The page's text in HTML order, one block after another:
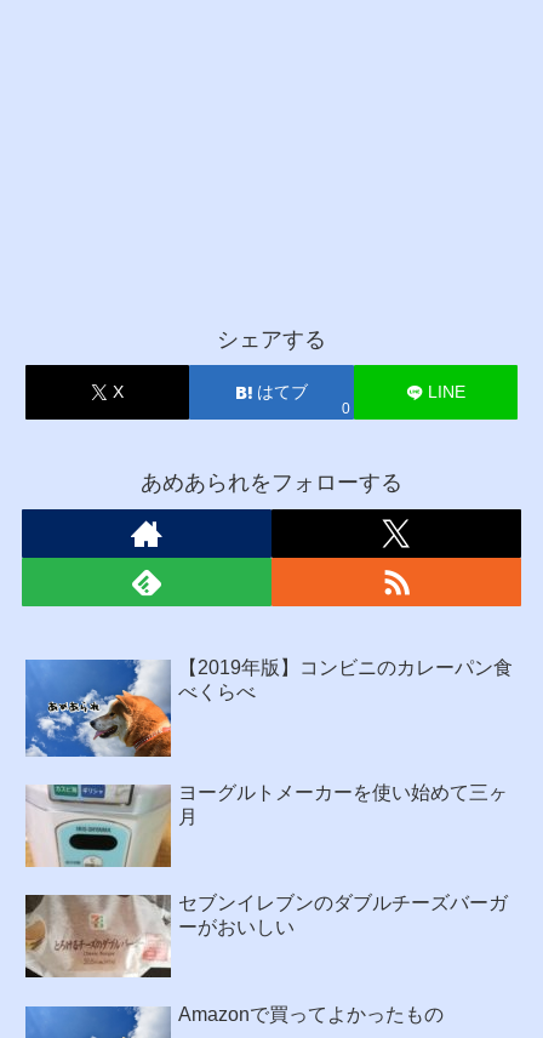
シェアする
X はてブ
0
LINE
あめあられをフォローする
【2019年版】コンビニのカレーパン食
べくらべ
ヨーグルトメーカーを使い始めて三ヶ
月
セブンイレブンのダブルチーズバーガ
ーがおいしい
Amazonで買ってよかったもの